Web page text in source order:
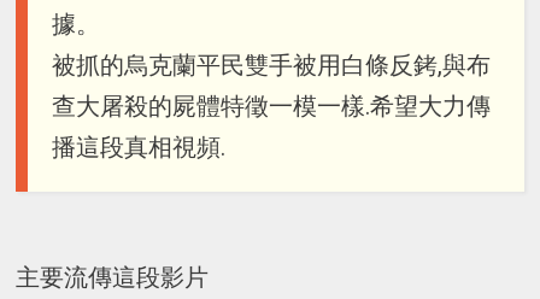
據。
被抓的烏克蘭平民雙手被用白條反銬,與布
查大屠殺的屍體特徵一模一樣.希望大力傳
播這段真相視頻.
主要流傳這段影片